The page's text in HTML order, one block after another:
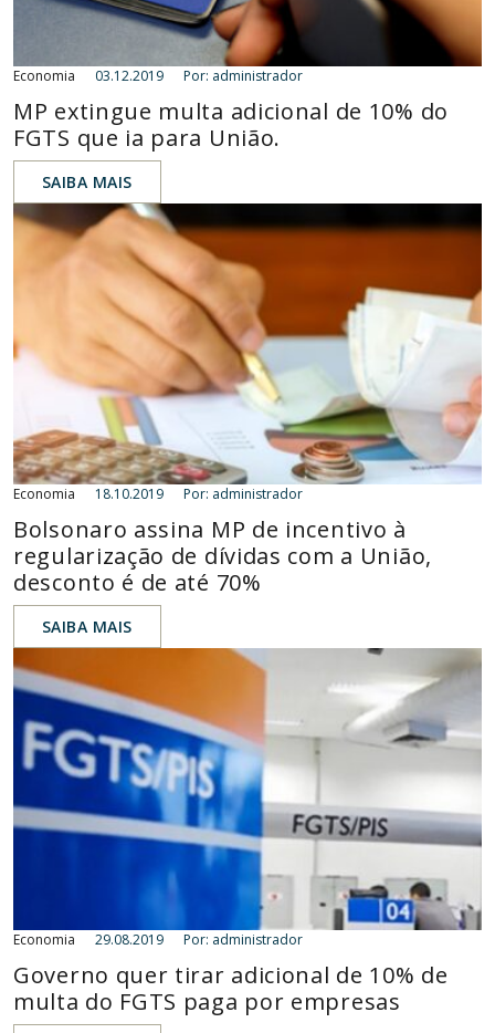
Economia 03.12.2019 Por: administrador
MP extingue multa adicional de 10% do
FGTS que ia para União.
SAIBA MAIS
Economia 18.10.2019 Por: administrador
Bolsonaro assina MP de incentivo à
regularização de dívidas com a União,
desconto é de até 70%
SAIBA MAIS
Economia 29.08.2019 Por: administrador
Governo quer tirar adicional de 10% de
multa do FGTS paga por empresas